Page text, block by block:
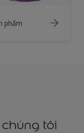
phẩm
tôi